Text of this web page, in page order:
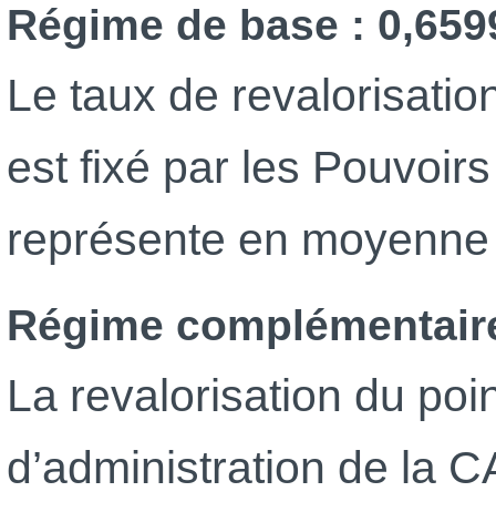
Régime de base :
Le taux de
est fixé par les
représente en
Régime
La revalorisation du
d’administration de la